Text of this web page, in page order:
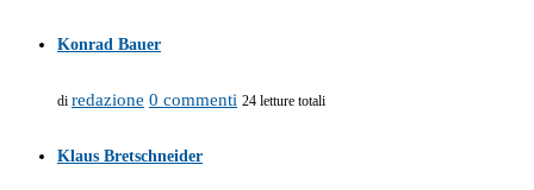
Konrad Bauer
di redazione 0 commenti 24 letture totali
Klaus Bretschneider